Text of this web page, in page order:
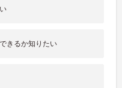
きるか知りたい